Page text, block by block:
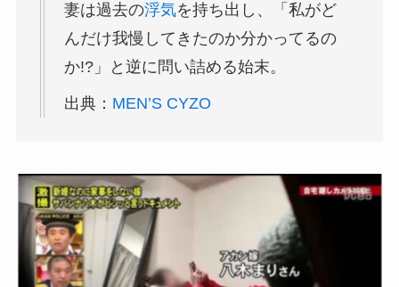
妻は過去の浮気を持ち出し、「私がど
んだけ我慢してきたのか分かってるの
か!?」と逆に問い詰める始末。
出典： MEN’S CYZO